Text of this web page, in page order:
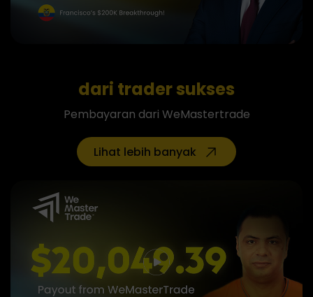
dari trader sukses
Pembayaran dari WeMastertrade
Lihat lebih banyak